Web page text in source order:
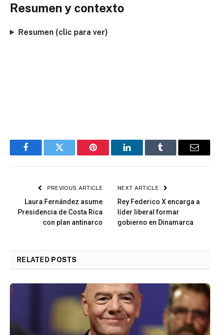
Resumen y contexto
Resumen (clic para ver)
FacebookTwitter Pinterest LinkedInTumblr Email
PREVIOUS ARTICLE
Laura Fernández asume
Presidencia de Costa Rica
con plan antinarco
NEXT ARTICLE
Rey Federico X encarga a
líder liberal formar
gobierno en Dinamarca
RELATED POSTS